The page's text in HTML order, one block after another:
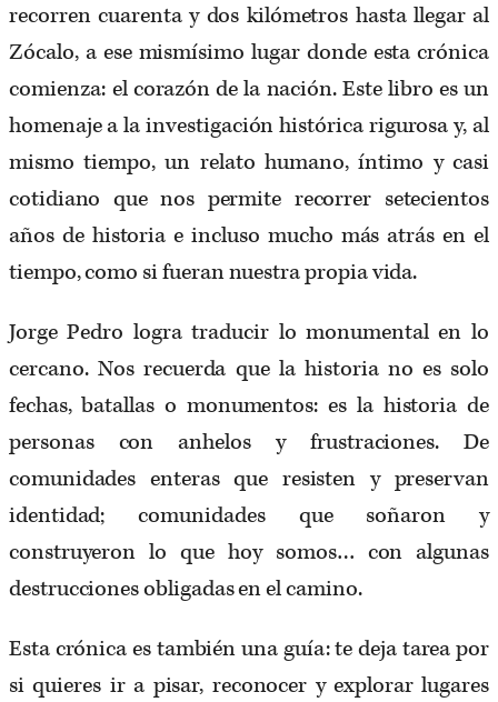
recorren cuarenta y dos kilómetros hasta llegar al
Zócalo, a ese mismísimo lugar donde esta crónica
comienza: el corazón de la nación. Este libro es un
homenaje a la investigación histórica rigurosa y, al
mismo tiempo, un relato humano, íntimo y casi
cotidiano que nos permite recorrer setecientos
años de historia e incluso mucho más atrás en el
tiempo, como si fueran nuestra propia vida.
Jorge Pedro logra traducir lo monumental en lo
cercano. Nos recuerda que la historia no es solo
fechas, batallas o monumentos: es la historia de
personas con anhelos y frustraciones. De
comunidades enteras que resisten y preservan
identidad; comunidades que soñaron y
construyeron lo que hoy somos… con algunas
destrucciones obligadas en el camino.
Esta crónica es también una guía: te deja tarea por
si quieres ir a pisar, reconocer y explorar lugares